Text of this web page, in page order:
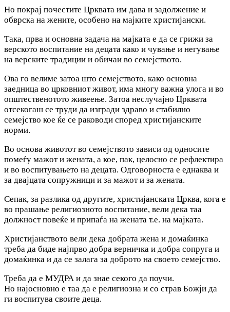
Но покрај почестите Црквата им дава и задолжение и
обврска на жените, особено на мајките христијански.
Така, прва и основна задача на мајката е да се грижи за
верското воспитание на децата како и чување и негување
на верските традиции и обичаи во семејството.
Ова го велиме затоа што семејството, како основна
заедница во црковниот живот, има многу важна улога и во
општественотото живеење. Затоа неслучајно Црквата
отсекогаш се труди да изгради здраво и стабилно
семејство кое ќе се раководи според христијанските
норми.
Во основа животот во семејството зависи од односите
помеѓу мажот и жената, а кое, пак, целосно се рефлектира
и во воспитувањето на децата. Одговорноста е еднаква и
за двајцата сопружници и за мажот и за жената.
Сепак, за разлика од другите, христијанската Црква, кога е
во прашање религиозното воспитание, вели дека таа
должност повеќе и припаѓа на жената т.е. на мајката.
Христијанството вели дека добрата жена и домаќинка
треба да биде најпрво добра верничка и добра сопруга и
домаќинка и да се залага за доброто на своето семејство.
Треба да е МУДРА и да знае секого да поучи.
Но најосновно е таа да е религиозна и со страв Божји да
ги воспитува своите деца.